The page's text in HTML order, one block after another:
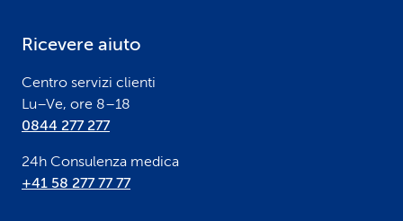
Ricevere aiuto
Centro servizi clienti
Lu–Ve, ore 8–18
0844 277 277
24h Consulenza medica
+41 58 277 77 77